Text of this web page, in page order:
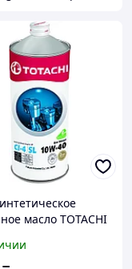
масло TOTACHI